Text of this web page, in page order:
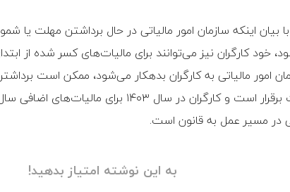
بیان اینکه سازمان امور مالیاتی در حال برداشتن مهلت یا
امور مالیاتی به کارگران بدهکار می‌شود، ممکن است
در مسیر عمل به قانون است.
به این نوشته امتیاز بدهید!